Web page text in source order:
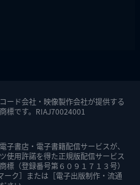
ード会社・映像製作会社が提供する
標です。RIAJ70024001
子書店・電子書籍配信サービスが、
使用許諾を得た正規版配信サービス
標（登録番号第６０９１７１３号）
ーク］または［電子出版制作・流通